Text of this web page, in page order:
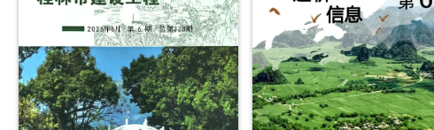
描
PDF，
属
于
PDF，
属
于
北
海
林
设
工
程
信
（来
宾
建
设
工
程